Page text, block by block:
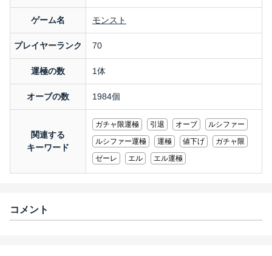
ゲーム名 モンスト
プレイヤーランク 70
運極の数 1体
オーブの数 1984個
関連する
キーワード
ガチャ限運極 引退 オーブ
ルシファー
ルシファー運極
運極 値下げ
ガチャ限
ゼーレ
エル エル運極
コメント